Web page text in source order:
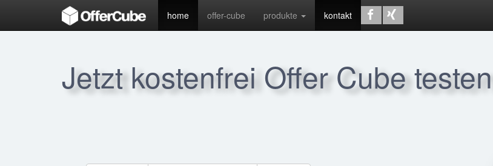
home offer-cube produkte kontakt
Jetzt kostenfrei Offer Cube testen